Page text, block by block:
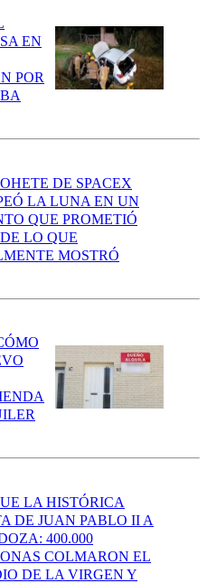
EN
POR
DE SPACEX
LA LUNA EN UN
QUE PROMETIÓ
LO QUE
MOSTRÓ
LA HISTÓRICA
DE JUAN PABLO II A
400.000
COLMARON EL
DE LA VIRGEN Y